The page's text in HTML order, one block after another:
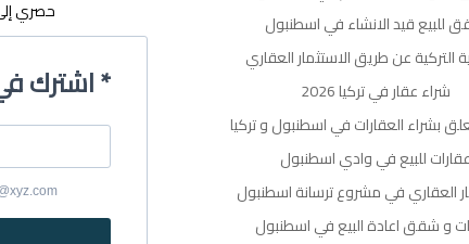
حصري
اشترك في القائمة البريدية *
للبيع قيد الانشاء في اسطنبول
التركية عن طريق الاستثمار العقاري
شراء عقار في تركيا 2026
بشراء العقارات في اسطنبول و تركيا
عقارات للبيع في وادي اسطنبول
العقاري في مشروع ترسانة اسطنبول
و شقق اعادة البيع في اسطنبول